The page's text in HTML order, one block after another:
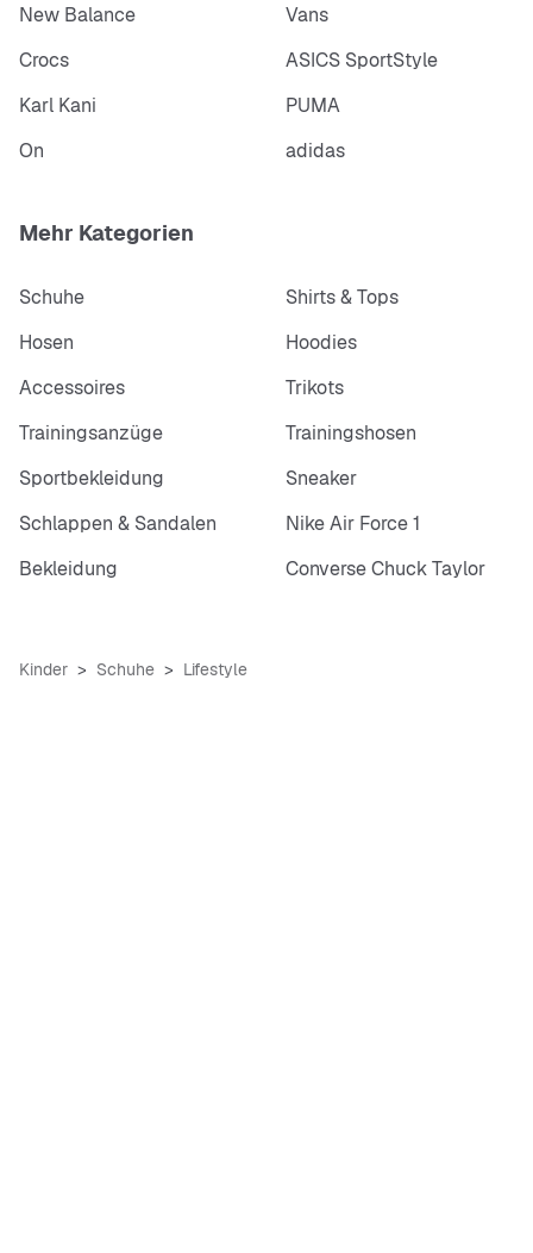
New Balance
Vans
Crocs
ASICS SportStyle
Karl Kani
PUMA
On
adidas
Mehr Kategorien
Schuhe
Shirts & Tops
Hosen
Hoodies
Accessoires
Trikots
Trainingsanzüge
Trainingshosen
Sportbekleidung
Sneaker
Schlappen & Sandalen
Nike Air Force 1
Bekleidung
Converse Chuck Taylor
Kinder Schuhe Lifestyle